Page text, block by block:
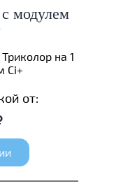
модулем
от: